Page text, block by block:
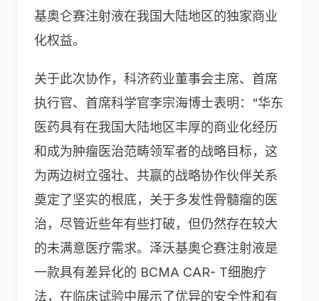
基奥仑赛注射液在我国大陆地区的独家商业
化权益。
关于此次协作，科济药业董事会主席、首席
执行官、首席科学官李宗海博士表明：“华东
医药具有在我国大陆地区丰厚的商业化经历
和成为肿瘤医治范畴领军者的战略目标，这
为两边树立强壮、共赢的战略协作伙伴关系
奠定了坚实的根底，关于多发性骨髓瘤的医
治，尽管近些年有些打破，但仍然存在较大
的未满意医疗需求。泽沃基奥仑赛注射液是
一款具有差异化的 BCMA CAR- T细胞疗
法，在临床试验中展示了优异的安全性和有